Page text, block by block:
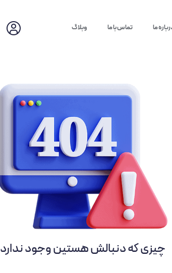
ما تماس با ما وبلاگ
چیزی که دنبالش هستین وجود ندارد